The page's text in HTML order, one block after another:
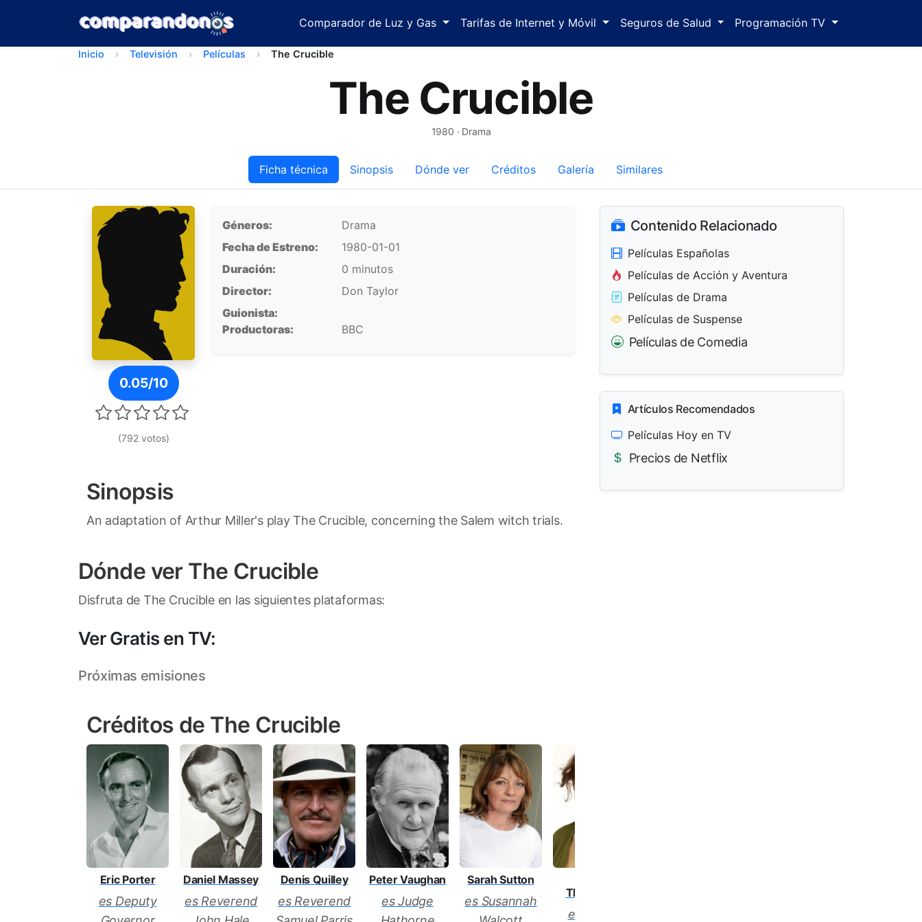
Comparador de Luz y Gas Tarifas de Internet y Móvil Seguros de Salud Programación TV
Inicio Televisión Películas The Crucible
The Crucible
1980 · Drama
Ficha técnica Sinopsis Dónde ver Créditos Galería Similares
Ficha técnica
Póster de The Crucible
0.05/10
(792 votos)
Géneros:
Drama
Fecha de Estreno:
1980-01-01
Duración:
0 minutos
Director:
Don Taylor
Guionista:
Productoras:
BBC
Sinopsis
An adaptation of Arthur Miller's play The Crucible, concerning the Salem witch trials.
Dónde ver The Crucible
Disfruta de The Crucible en las siguientes plataformas:
Ver Gratis en TV:
Próximas emisiones
Créditos de The Crucible
Eric Porter
es Deputy
Daniel Massey
es Reverend
Denis Quilley
es Reverend
Peter Vaughan
es Judge
Sarah Sutton
es Susannah
Thompson
es Mercy
Contenido Relacionado
Películas Españolas
Películas de Acción y Aventura
Películas de Drama
Películas de Suspense
Películas de Comedia
Artículos Recomendados
Películas Hoy en TV
Precios de Netflix